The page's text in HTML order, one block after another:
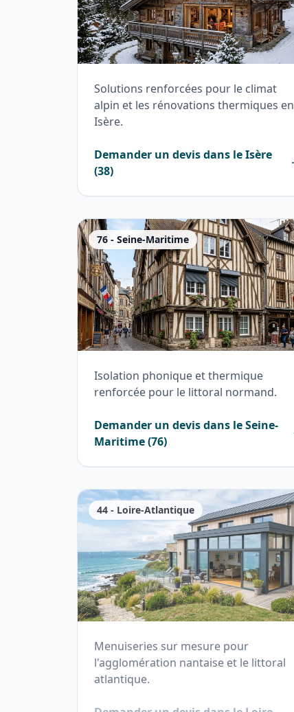
Solutions renforcées pour le climat
alpin et les rénovations thermiques en
Isère.
Demander un devis dans leIsère
(38)
76 - Seine-Maritime
Isolation phonique et thermique
renforcée pour le littoral normand.
Demander un devis dans leSeine-
Maritime(76)
44 - Loire-Atlantique
Menuiseries sur mesure pour
l'agglomération nantaise et le littoral
atlantique.